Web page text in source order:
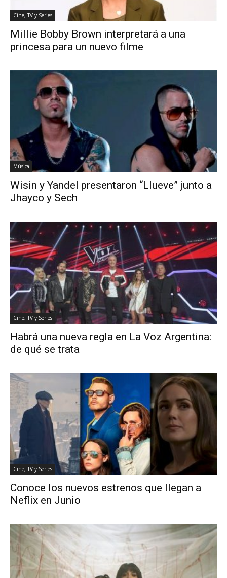
Cine, TV y Series
Millie Bobby Brown interpretará a una
princesa para un nuevo filme
Música
Wisin y Yandel presentaron “Llueve” junto a
Jhayco y Sech
Cine, TV y Series
Habrá una nueva regla en La Voz Argentina:
de qué se trata
Cine, TV y Series
Conoce los nuevos estrenos que llegan a
Neflix en Junio